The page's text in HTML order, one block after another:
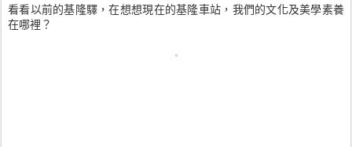
看看以前的基隆驛，在想想現在的基隆車站，我們的文化及美學素養
在哪裡？